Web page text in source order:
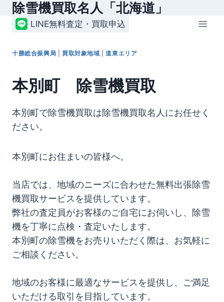
除雪機買取名人「北海道」
LINE無料査定・買取申込
十勝総合振興局 買取対象地域 |道東エリア
本別町 除雪機買取
本別町で除雪機買取は除雪機買取名人にお任せく
ださい。
本別町にお住まいの皆様へ。
当店では、地域のニーズに合わせた無料出張除雪
機買取サービスを提供しています。
弊社の査定員がお客様のご自宅にお伺いし、除雪
機を丁寧に点検・査定いたします。
本別町の除雪機をお売りいただく際は、お気軽に
ご相談ください。
地域のお客様に最適なサービスを提供し、ご満足
いただける取引を目指しています。